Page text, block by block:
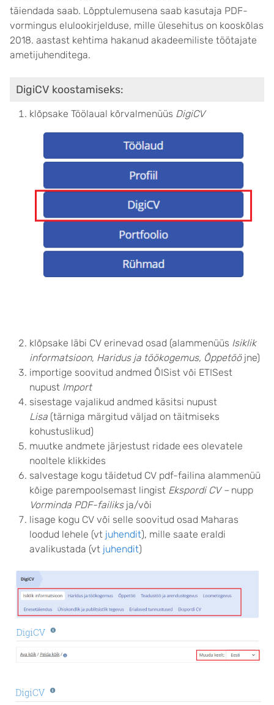
täiendada saab. Lõpptulemusena saab kasutaja PDF-
vormingus elulookirjelduse, mille ülesehitus on kooskõlas
2018. aastast kehtima hakanud akadeemiliste töötajate
ametijuhenditega.
DigiCV koostamiseks:
klõpsake Töölaual kõrvalmenüüs DigiCV
klõpsake läbi CV erinevad osad (alammenüüs Isiklik
informatsioon, Haridus ja töökogemus, Õppetööjne)
importige soovitud andmed ÕISist või ETISest
nupust Import
sisestage vajalikud andmed käsitsi nupust
Lisa (tärniga märgitud väljad on täitmiseks
kohustuslikud)
muutke andmete järjestust ridade ees olevatele
nooltele klikkides
salvestage kogu täidetud CV pdf-failina alammenüü
kõige parempoolsemast lingist Ekspordi CV – nupp
Vorminda PDF-failiksja/või
lisage kogu CV või selle soovitud osad Maharas
loodud lehele (vt juhendit), mille saate eraldi
avalikustada (vt juhendit)